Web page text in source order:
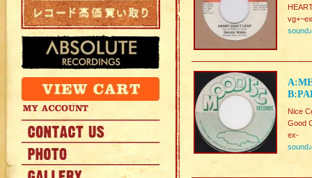
sound♪
Nice
Good
ex-
sound♪